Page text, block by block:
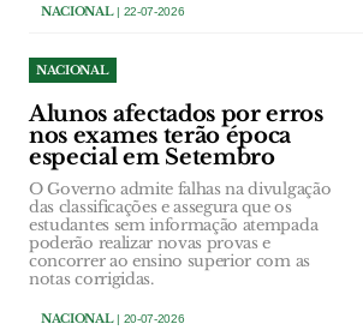
NACIONAL| 22-07-2026
NACIONAL
Alunos afectados por erros
nos exames terão época
especial em Setembro
O Governo admite falhas na divulgação
das classificações e assegura que os
estudantes sem informação atempada
poderão realizar novas provas e
concorrer ao ensino superior com as
notas corrigidas.
NACIONAL| 20-07-2026